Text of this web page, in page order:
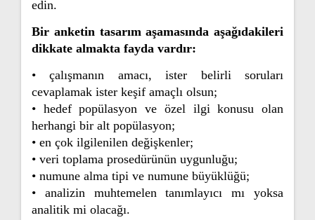
edin.
Bir anketin tasarım aşamasında aşağıdakileri
dikkate almakta fayda vardır:
• çalışmanın amacı, ister belirli soruları
cevaplamak ister keşif amaçlı olsun;
• hedef popülasyon ve özel ilgi konusu olan
herhangi bir alt popülasyon;
• en çok ilgilenilen değişkenler;
• veri toplama prosedürünün uygunluğu;
• numune alma tipi ve numune büyüklüğü;
• analizin muhtemelen tanımlayıcı mı yoksa
analitik mi olacağı.